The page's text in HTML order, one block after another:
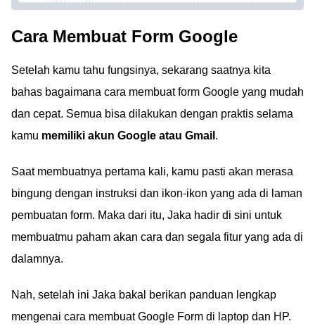
Cara Membuat Form Google
Setelah kamu tahu fungsinya, sekarang saatnya kita
bahas bagaimana cara membuat form Google yang mudah
dan cepat. Semua bisa dilakukan dengan praktis selama
kamu memiliki akun Google atau Gmail .
Saat membuatnya pertama kali, kamu pasti akan merasa
bingung dengan instruksi dan ikon-ikon yang ada di laman
pembuatan form. Maka dari itu, Jaka hadir di sini untuk
membuatmu paham akan cara dan segala fitur yang ada di
dalamnya.
Nah, setelah ini Jaka bakal berikan panduan lengkap
mengenai cara membuat Google Form di laptop dan HP.